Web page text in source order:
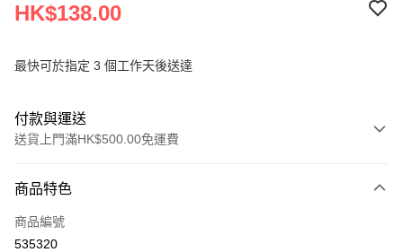
HK$138.00
最快可於指定 3 個工作天後送達
付款與運送
送貨上門滿HK$500.00免運費
信用卡
AlipayHK
商品特色
商品編號
535320